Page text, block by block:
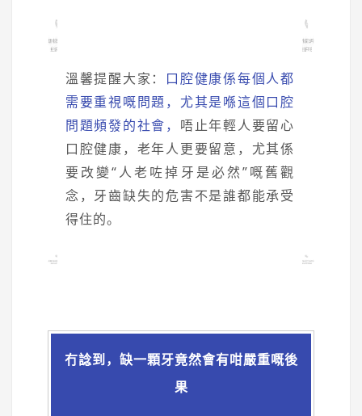
溫馨提醒大家： 口腔健康係每個人都
需要重視嘅問題，尤其是喺這個口腔
問題頻發的社會， 唔止年輕人要留心
口腔健康，老年人更要留意，尤其係
要改變“人老咗掉牙是必然”嘅舊觀
念，牙齒缺失的危害不是誰都能承受
得住的。
冇諗到，缺一顆牙竟然會有咁嚴重嘅後
果